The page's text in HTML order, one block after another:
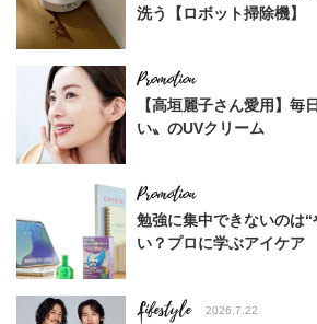
洗う【ロボット掃除機】
【高垣麗子さん愛用】毎
い〟のUVクリーム
勉強に集中できないのは
い？プロに学ぶアイケア
Lifestyle 2026.7.22